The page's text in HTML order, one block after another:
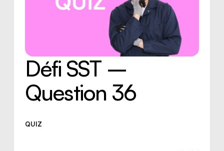
Trouver votre conseiller.ère
RMPPÉ
Défi SST –
Question 36
QUIZ